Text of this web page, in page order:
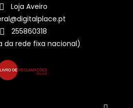
Loja Aveiro
255860318
da rede fixa nacional)